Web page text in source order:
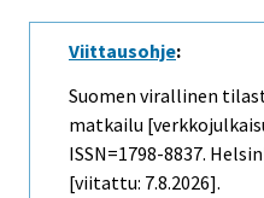
Viittausohje:
Suomen virallinen
matkailu
ISSN=1798-8837.
[viitattu: 7.8.2026].